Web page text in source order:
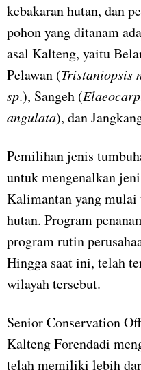
kebakaran hutan, dan
pohon yang ditanam
asal Kalteng, yaitu
Pelawan (Tristaniopsis
sp.), Sangeh (
angulata), dan
Pemilihan jenis
untuk mengenalkan
Kalimantan yang mulai
hutan. Program
program rutin
Hingga saat ini, telah
wilayah tersebut.
Senior Conservation
Kalteng Forendadi
telah memiliki lebih